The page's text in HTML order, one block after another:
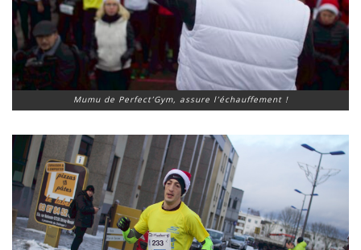
Mumu de Perfect’Gym, assure l’échauffement !